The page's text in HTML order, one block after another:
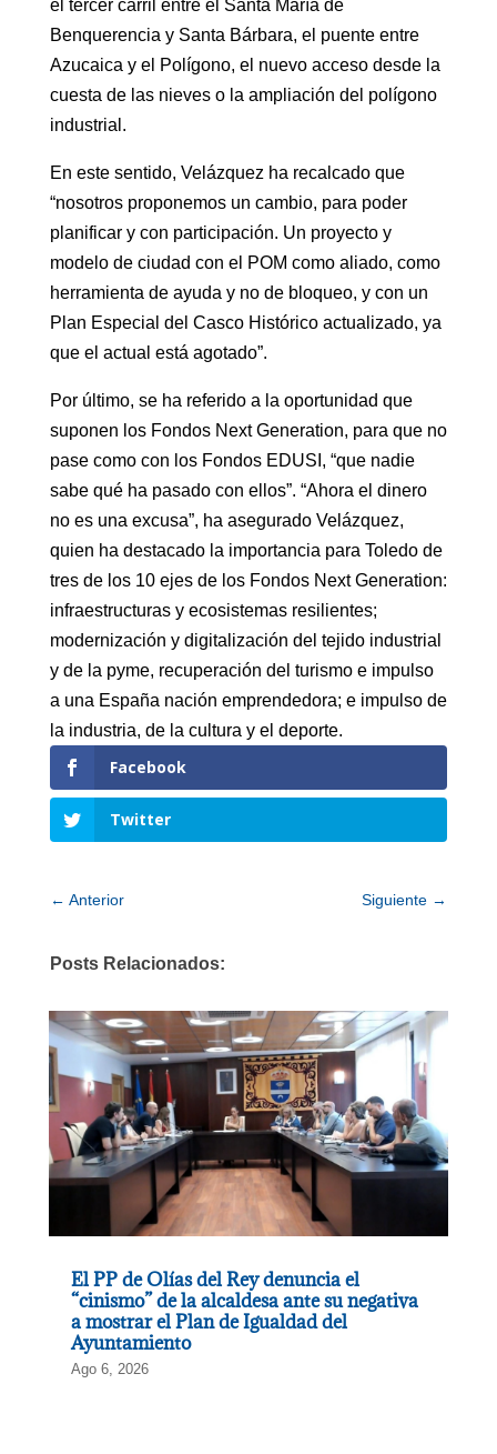
el tercer carril entre el Santa María de
Benquerencia y Santa Bárbara, el puente entre
Azucaica y el Polígono, el nuevo acceso desde la
cuesta de las nieves o la ampliación del polígono
industrial.
En este sentido, Velázquez ha recalcado que
“nosotros proponemos un cambio, para poder
planificar y con participación. Un proyecto y
modelo de ciudad con el POM como aliado, como
herramienta de ayuda y no de bloqueo, y con un
Plan Especial del Casco Histórico actualizado, ya
que el actual está agotado”.
Por último, se ha referido a la oportunidad que
suponen los Fondos Next Generation, para que no
pase como con los Fondos EDUSI, “que nadie
sabe qué ha pasado con ellos”. “Ahora el dinero
no es una excusa”, ha asegurado Velázquez,
quien ha destacado la importancia para Toledo de
tres de los 10 ejes de los Fondos Next Generation:
infraestructuras y ecosistemas resilientes;
modernización y digitalización del tejido industrial
y de la pyme, recuperación del turismo e impulso
a una España nación emprendedora; e impulso de
la industria, de la cultura y el deporte.
Facebook
Twitter
← Anterior Siguiente →
Posts Relacionados:
El PP de Olías del Rey denuncia el
“cinismo” de la alcaldesa ante su negativa
a mostrar el Plan de Igualdad del
Ayuntamiento
Ago 6, 2026